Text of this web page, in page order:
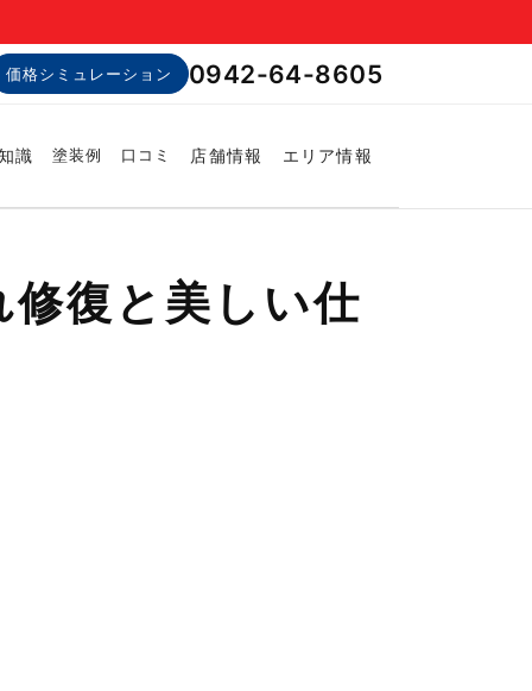
価格シミュレーション 0942-64-8605
識 塗装例 口コミ 店舗情報 エリア情報
復と美しい仕